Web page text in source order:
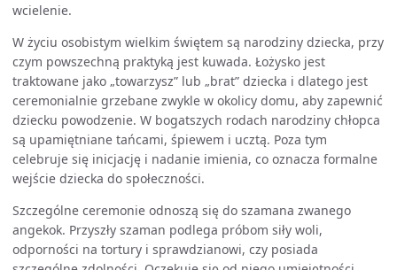
wcielenie.
W życiu osobistym wielkim świętem są narodziny dziecka, przy
czym powszechną praktyką jest kuwada. Łożysko jest
traktowane jako „towarzysz” lub „brat” dziecka i dlatego jest
ceremonialnie grzebane zwykle w okolicy domu, aby zapewnić
dziecku powodzenie. W bogatszych rodach narodziny chłopca
są upamiętniane tańcami, śpiewem i ucztą. Poza tym
celebruje się inicjację i nadanie imienia, co oznacza formalne
wejście dziecka do społeczności.
Szczególne ceremonie odnoszą się do szamana zwanego
angekok. Przyszły szaman podlega próbom siły woli,
odporności na tortury i sprawdzianowi, czy posiada